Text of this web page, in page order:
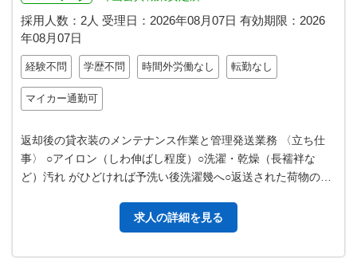
採用人数：2人 受理日： 2026年08月07日 有効期限： 2026
年08月07日
経験不問 学歴不問 時間外労働なし 転勤なし
マイカー通勤可
返却後の貸衣装のメンテナンス作業と管理発送業務 〈立ち仕
事〉 ○アイロン（しわ伸ばし程度）○洗濯・乾燥（長襦袢な
ど）汚れ がひどければ予洗い後洗濯幾へ○返送された荷物の開
求人の詳細を見る